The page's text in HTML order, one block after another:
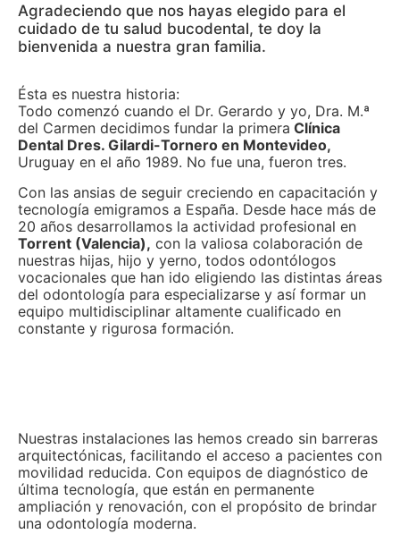
Agradeciendo que nos hayas elegido para el
cuidado de tu salud bucodental, te doy la
bienvenida a nuestra gran familia.
Ésta es nuestra historia:
Todo comenzó cuando el Dr. Gerardo y yo, Dra. M.ª
del Carmen decidimos fundar la primera Clínica
Dental Dres. Gilardi-Tornero en Montevideo,
Uruguay en el año 1989. No fue una, fueron tres.
Con las ansias de seguir creciendo en capacitación y
tecnología emigramos a España. Desde hace más de
20 años desarrollamos la actividad profesional en
Torrent (Valencia), con la valiosa colaboración de
nuestras hijas, hijo y yerno, todos odontólogos
vocacionales que han ido eligiendo las distintas áreas
del odontología para especializarse y así formar un
equipo multidisciplinar altamente cualificado en
constante y rigurosa formación.
Nuestras instalaciones las hemos creado sin barreras
arquitectónicas, facilitando el acceso a pacientes con
movilidad reducida. Con equipos de diagnóstico de
última tecnología, que están en permanente
ampliación y renovación, con el propósito de brindar
una odontología moderna.